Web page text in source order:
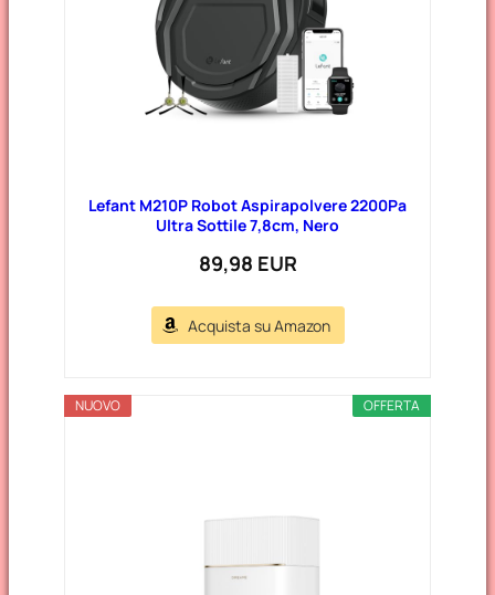
Lefant M210P Robot Aspirapolvere 2200Pa
Ultra Sottile 7,8cm, Nero
89,98 EUR
Acquista su Amazon
OFFERTA
NUOVO